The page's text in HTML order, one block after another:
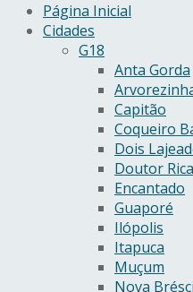
Página Inicial
Cidades
G18
Anta Gorda
Capitão
Coqueiro
Dois
Doutor
Encantado
Guaporé
Ilópolis
Itapuca
Muçum
Nova